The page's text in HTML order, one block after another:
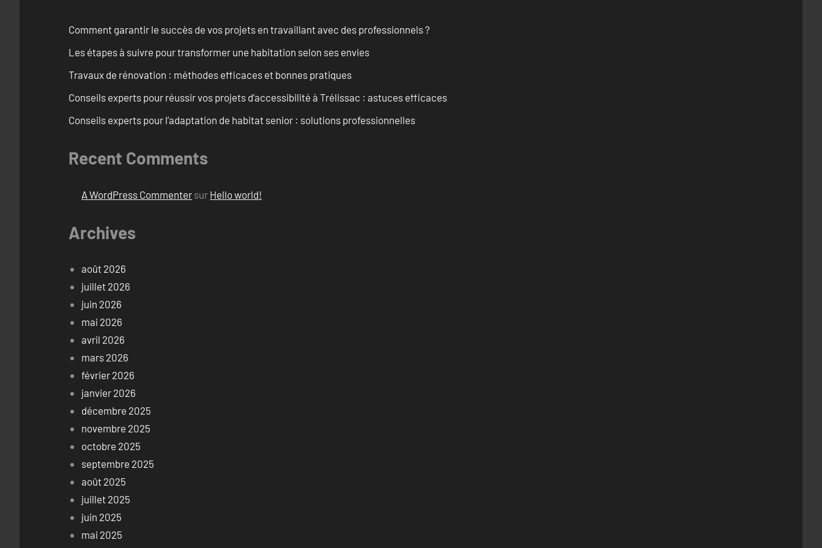
Comment garantir le succès de vos projets en travaillant avec des professionnels ?
Les étapes à suivre pour transformer une habitation selon ses envies
Travaux de rénovation : méthodes efficaces et bonnes pratiques
Conseils experts pour réussir vos projets d’accessibilité à Trélissac : astuces efficaces
Conseils experts pour l’adaptation de habitat senior : solutions professionnelles
Recent Comments
A WordPress Commenter sur Hello world!
Archives
août 2026
juillet 2026
juin 2026
mai 2026
avril 2026
mars 2026
février 2026
janvier 2026
décembre 2025
novembre 2025
octobre 2025
septembre 2025
août 2025
juillet 2025
juin 2025
mai 2025